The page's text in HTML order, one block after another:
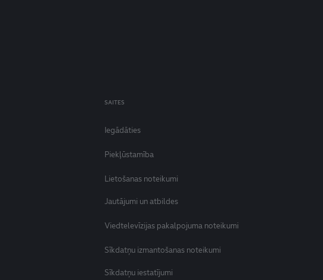
SAITES
Iegādāties
Piekļūstamība
Lietošanas noteikumi
Jautājumi un atbildes
Viedtelevīzijas pakalpojuma noteikumi
Sīkdatņu izmantošanas noteikumi
Sīkdatņu iestatījumi